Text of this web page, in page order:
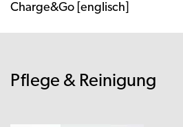
Charge&Go [englisch]
Pflege & Reinigung